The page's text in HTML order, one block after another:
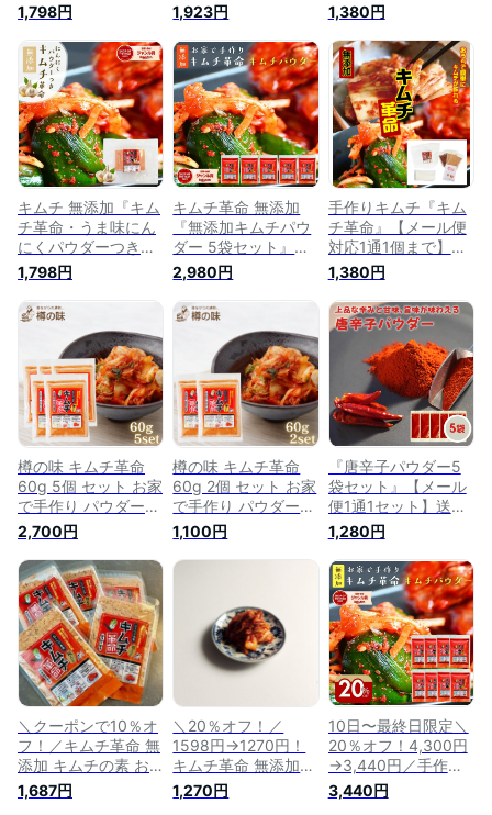
で手作り キムチ【メ
ール便対応1通1個ま
で】 樽の味 国産 乳
酸菌 発酵食品 漬け
物 韓国 漬物 キムチ
の素 キムチ鍋 唐辛
子味噌 簡単 に キム
チ が作れる カクテ
ギの素
1,798円
つき』送料無料 【メ
ール便対応1通1個ま
で】 樽の味 国産 乳
酸菌 発酵食品 漬け
物 韓国 漬物 キムチ
の素 キムチ鍋 唐辛
子味噌 簡単 に キム
チ が作れる カクテ
ギの素 腸活
1,923円
料無料 樽の味 キム
チ 国産 乳酸菌 発酵
食品 無添加 手作り
キムチ 漬けたて お
家で簡単 韓国 キム
チの素 キムチ鍋 唐
辛子味噌 おうちで簡
単にキムチが作れ
る！しかも無添加で
す。 内祝い 自家需
要 カクテギの素
1,380円
キムチ 無添加『キム
チ革命・うま味にん
にくパウダーつき』
送料無料 樽の味 国
産 乳酸菌 発酵食品
漬け物 韓国 漬物 キ
ムチの素 キムチ鍋
唐辛子味噌 簡単 に
キムチ が作れる カ
クテギの素 【メール
便対応1通1個まで】
時短
1,798円
キムチ革命 無添加
『無添加キムチパウ
ダー 5袋セット』送
料無料 国産 きむち
キムチの素 粉末 乳
酸菌 発酵食品 漬け
物 韓国総菜 キムチ
鍋 簡単に キムチ が
作れる カクテギの素
【メール便1通1セッ
ト】樽の味 時短
2,980円
手作りキムチ『キム
チ革命』【メール便
対応1通1個まで】送
料無料 樽の味 キム
チ 国産 乳酸菌 発酵
食品 無添加 手作り
キムチ 漬けたて お
家で簡単 韓国 キム
チの素 キムチ鍋 唐
辛子味噌 おうちで簡
単にキムチが作れ
る！しかも無添加で
す。 内祝い 自家需
要 ご飯のお供
1,380円
樽の味 キムチ革命
60g 5個 セット お家
で手作り パウダー
キムチパウダー 発酵
無添加 国産 乳酸菌
発酵食品 漬け物 キ
ムチ 韓国 漬物 キム
チの素 キムチ鍋 唐
辛子味噌
2,700円
樽の味 キムチ革命
60g 2個 セット お家
で手作り パウダー
キムチパウダー 発酵
無添加 国産 乳酸菌
発酵食品 漬け物 キ
チの素 キムチ鍋 唐
辛子味噌
1,100円
『唐辛子パウダー5
袋セット』【メール
便1通1セット】送料
無料 樽の味 韓国産
唐辛子 パウダー 無
添加 韓国 キムチの
素 キムチ鍋 唐辛子
味噌 簡単 自家製 カ
クテギの素 キムチ革
命
1,280円
＼クーポンで10％オ
フ！／キムチ革命 無
添加 キムチの素 お
家で手作り メール便
送料無料 樽の味 国
1,687円
＼20％オフ！／
1598円→1270円！
キムチ革命 無添加
キムチの素 お家で手
作り メール便送料無
1,270円
10日〜最終日限定＼
20％オフ！4,300円
→3,440円／手作り
キムチ『無添加 キム
チパウダー 8袋セッ
3,440円